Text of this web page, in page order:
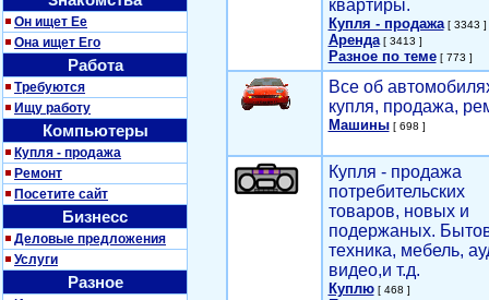
Он ищет Ее
Она ищет Его
Работа
Требуются
Ищу работу
Компьютеры
Купля - продажа
Ремонт
Посетите сайт
Бизнесс
Деловые предложения
Услуги
Разное
квартиры.
Купля - продажа[ 3343 ]
Аренда[ 3413 ]
Разное по теме[ 773 ]
Все об
купля, продажа,
Машины[ 698 ]
Купля - продажа
потребительских
товаров, новых и
подержаных.
техника, мебель,
видео,и т.д.
Куплю[ 468 ]